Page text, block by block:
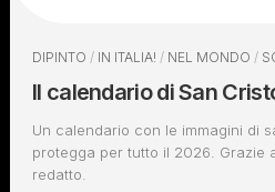
DIPINTO / IN ITALIA! / NEL MONDO /
Il calendario di San
Un calendario con le immagini di
protegga per tutto il 2026. Grazie
redatto.